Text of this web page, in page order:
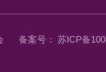
备案号： 苏ICP备